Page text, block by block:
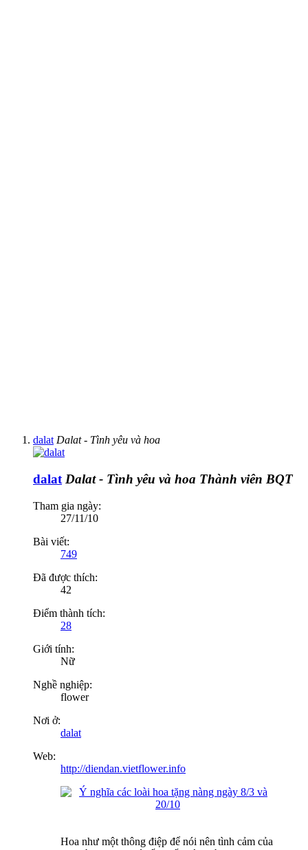
dalat Dalat - Tình yêu và hoa
dalat Dalat - Tình yêu và hoa Thành viên BQT
Tham gia ngày:
27/11/10
Bài viết:
749
Đã được thích:
42
Điểm thành tích:
28
Giới tính:
Nữ
Nghề nghiệp:
flower
Nơi ở:
dalat
Web:
http://diendan.vietflower.info
Hoa như một thông điệp để nói nên tình cảm của